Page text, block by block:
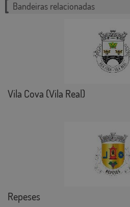
Bandeiras relacionadas
Vila Cova (Vila Real)
Repeses